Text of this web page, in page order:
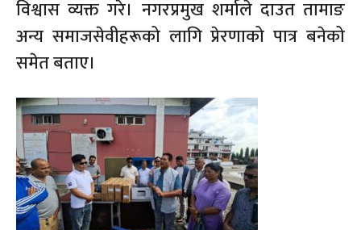
विश्वास व्यक्त गरे। नगरप्रमुख शर्माले दाउत तामाङ
अन्य समाजसेवीहरूको लागि प्रेरणाको पात्र बनेको
समेत बताए।